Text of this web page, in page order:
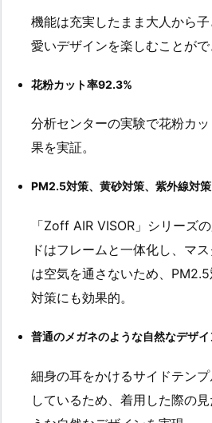
機能は充実したまま大人から
愛いデザインを楽しむことがで
花粉カット率92.3%
分析センターの実験で花粉カ
果を実証。
PM2.5対策、黄砂対策、紫外線対
「Zoff AIR VISOR」シリーズ
ドはフレームと一体化し、マ
は空気を通さないため、
対策にも効果的。
普通のメガネのような自然なデザイ
細身の耳をかけるサイドテン
しているため、着用した際の